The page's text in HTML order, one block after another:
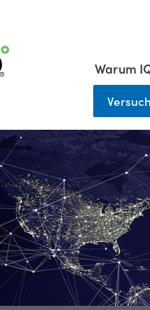
Warum